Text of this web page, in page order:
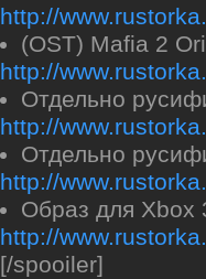
http://
(OST) Mafia 2
http://
Отдельно
http://
Отдельно
http://
Образ для Xbox
http://
[/spooiler]